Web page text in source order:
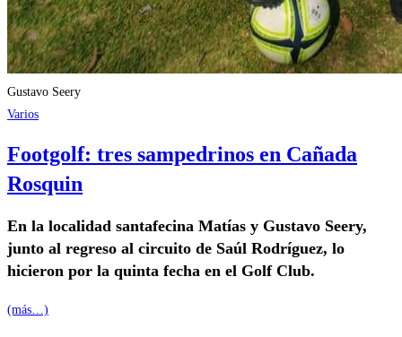
Gustavo Seery
Varios
Footgolf: tres sampedrinos en Cañada
Rosquin
En la localidad santafecina Matías y Gustavo Seery,
junto al regreso al circuito de Saúl Rodríguez, lo
hicieron por la quinta fecha en el Golf Club.
(más…)